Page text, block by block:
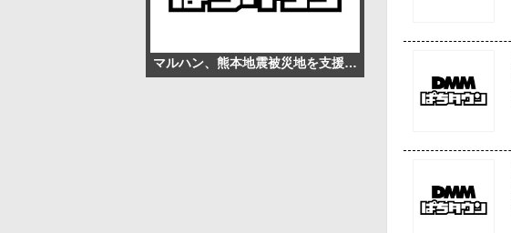
マルハン、熊本地震被災地を支援 全国店舗で募玉・募メダル活動を開始